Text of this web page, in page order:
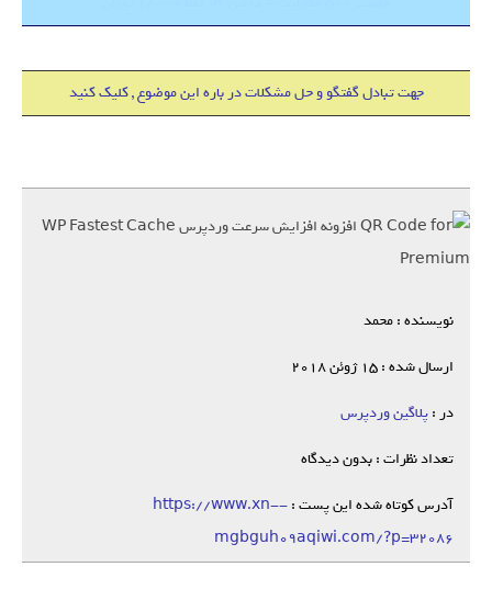
جهت تبادل گفتگو و حل مشکلات در باره این موضوع , کلیک کنید
نویسنده : محمد
ارسال شده : 15 ژوئن 2018
در :پلاگین وردپرس
تعداد نظرات : بدون دیدگاه
آدرس کوتاه شده این پست :https://www.xn--
mgbguh09aqiwi.com/?p=32086